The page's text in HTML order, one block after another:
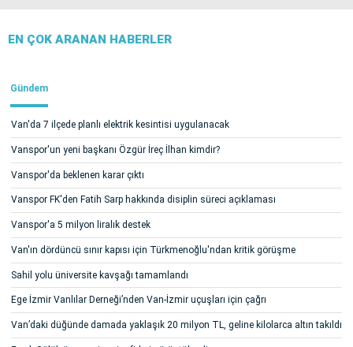
EN ÇOK ARANAN HABERLER
Gündem
Van'da 7 ilçede planlı elektrik kesintisi uygulanacak
Vanspor'un yeni başkanı Özgür İreç İlhan kimdir?
Vanspor'da beklenen karar çıktı
Vanspor FK'den Fatih Sarp hakkında disiplin süreci açıklaması
Vanspor'a 5 milyon liralık destek
Van'ın dördüncü sınır kapısı için Türkmenoğlu'ndan kritik görüşme
Sahil yolu üniversite kavşağı tamamlandı
Ege İzmir Vanlılar Derneği’nden Van-İzmir uçuşları için çağrı
Van’daki düğünde damada yaklaşık 20 milyon TL, geline kilolarca altın takıldı